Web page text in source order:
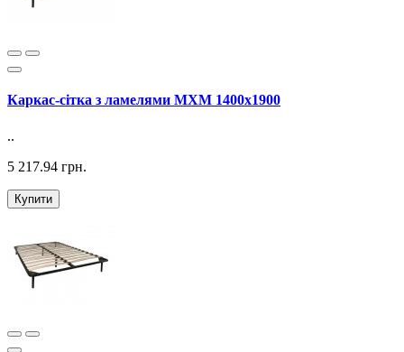
Каркас-сітка з ламелями MXM 1400х1900
..
5 217.94 грн.
Купити